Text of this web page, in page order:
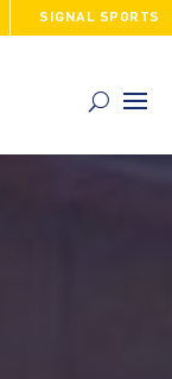
SIGNAL SPORTS